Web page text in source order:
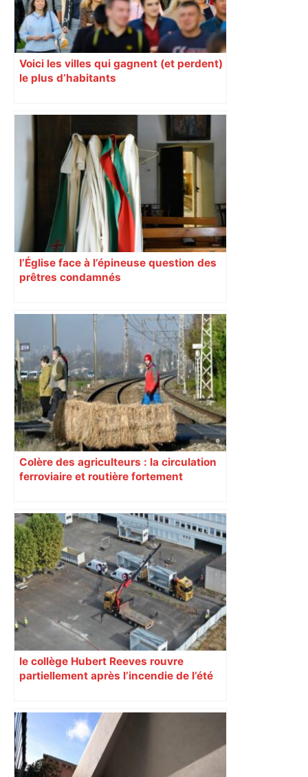
Voici les villes qui gagnent (et perdent)
le plus d’habitants
l’Église face à l’épineuse question des
prêtres condamnés
Colère des agriculteurs : la circulation
ferroviaire et routière fortement
le collège Hubert Reeves rouvre
partiellement après l’incendie de l’été